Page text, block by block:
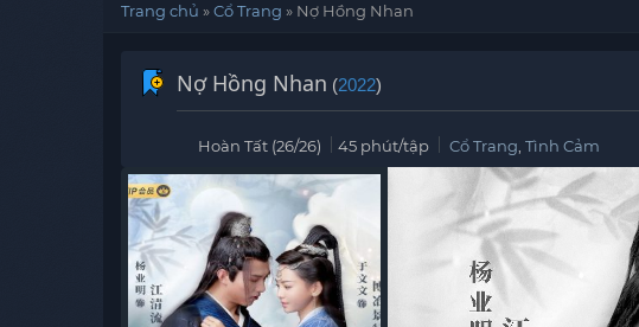
Trang chủ »Cổ Trang » Nợ Hồng Nhan
Nợ Hồng Nhan (2022)
Hoàn Tất (26/26) 45 phút/tập Cổ Trang Tình Cảm